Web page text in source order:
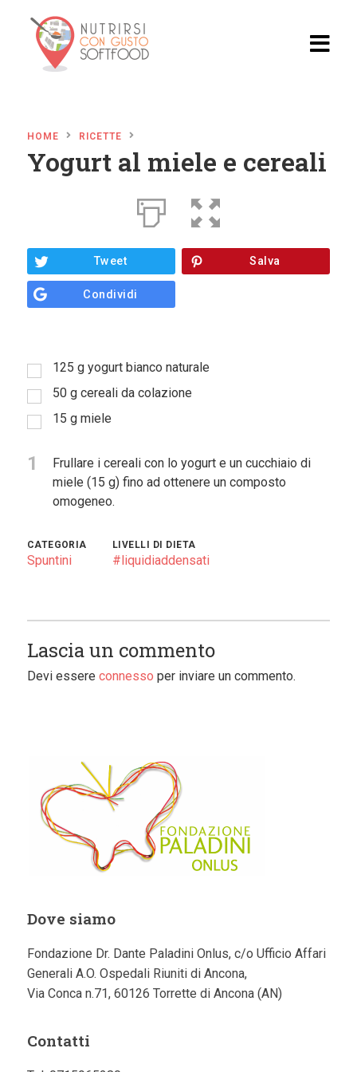
Ristoran
ti
Il
Sostieni
ci
HOME RICETTE
Yogurt al miele e cereali
Tweet Salva
Condividi
125 g yogurt bianco naturale
50 g cereali da colazione
15 g miele
1
Frullare i cereali con lo yogurt e un cucchiaio di
miele (15 g) fino ad ottenere un composto
omogeneo.
CATEGORIA
Spuntini
LIVELLI DI DIETA
#liquidiaddensati
Lascia un commento
Devi essere connesso per inviare un commento.
Dove siamo
Fondazione Dr. Dante Paladini Onlus, c/o Ufficio Affari
Generali A.O. Ospedali Riuniti di Ancona,
Via Conca n.71, 60126 Torrette di Ancona (AN)
Contatti